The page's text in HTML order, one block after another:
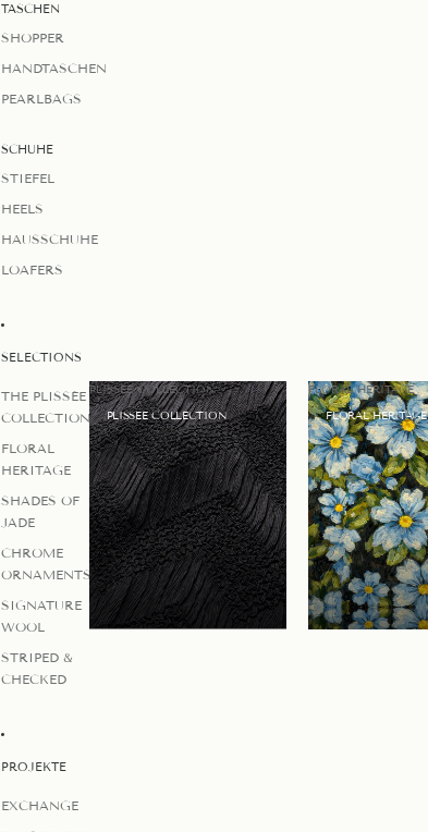
TASCHEN
SHOPPER
HANDTASCHEN
PEARLBAGS
SCHUHE
STIEFEL
HEELS
HAUSSCHUHE
LOAFERS
SELECTIONS
THE PLISSÉE
COLLECTION
FLORAL
HERITAGE
SHADES OF
JADE
CHROME
ORNAMENTS
SIGNATURE
WOOL
STRIPED &
CHECKED
PLISSEE COLLECTION
PLISSEE COLLECTION
FLORAL HERITAGE
FLORAL HERITAGE
PROJEKTE
EXCHANGE